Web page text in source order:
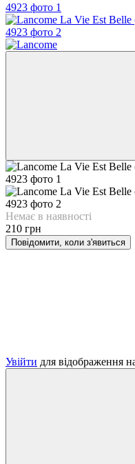
Немає в наявності
210 грн
Повідомити, коли з'явиться
Увійти для відображення